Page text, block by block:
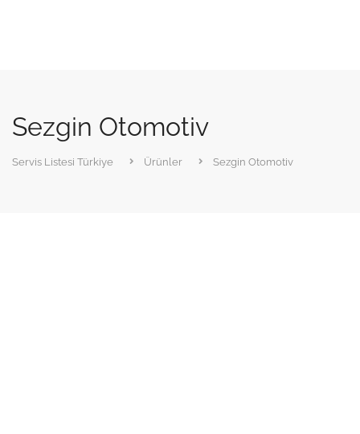
Sezgin Otomotiv
Servis Listesi Türkiye Ürünler Sezgin Otomotiv